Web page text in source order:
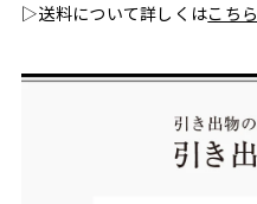
▷送料について詳しくはこちら